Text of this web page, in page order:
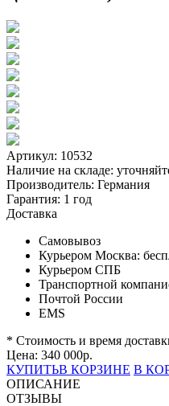
Артикул: 10532
Наличие на складе:
Производитель: Германия
Гарантия: 1 год
Доставка
Самовывоз
Курьером Москва:
Курьером СПБ
Транспортной
Почтой России
EMS
* Стоимость и время
Цена: 340 000р.
КУПИТЬВ КОРЗИНЕ В
ОПИСАНИЕ
ОТЗЫВЫ